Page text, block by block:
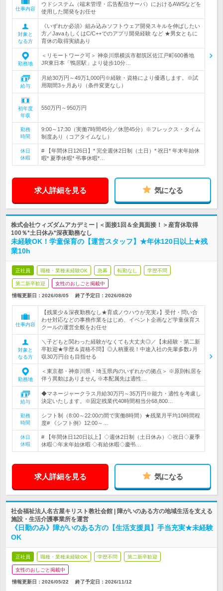
仕事内容
ウドシステム（端末管理・広告配信サーバ）におけるAWSなどを
使用した開発をお任せ
対象と
なる方
《いずれか必須》組み込みソフトウェア開発スキルを伸ばしたい
方／JavaもしくはC/C++でのアプリ開発経験 など ★男女ともに
育休の取得実績あり
勤務地
＜リモートワーク可＞ 神奈川県横浜市都筑区佐江戸町600番地
JR東日本「鴨居駅」より徒歩10分…
給与
月給30万円～49万1,000円※経験・資格により優遇します。※試
用期間3ヶ月あり（条件変更なし）
初年度
年収
550万円～950万円
勤務
時間
9:00～17:30（実働7時間45分／休憩45分）※フレックス・タイム
制度あり（コアタイムなし）
休日
休暇
# 【年間休日126日】* 完全週休2日制（土日）* 祝日* 年末年始休
暇* 夏季休暇* 弔事休暇*…
求人詳細を見る 気になる
株式会社ウィズダムアカデミー | ＜面接1回＆全員面接！＞産育休取得
100％*土日休み*深夜勤務なし
未経験OK！学童保育の【運営スタッフ】★年休120日以上★残
業10h
正社員 職種・業種未経験OK 急募 転勤なし 学歴不問
第二新卒歓迎 女性のおしごと掲載中
情報更新日：2026/08/05 終了予定日： 2026/08/20
仕事内容
【残業少＆深夜勤務なし★育成ノウハウが充実♪】受付・問い合
わせ対応などの事務作業をはじめ、イベント企画など学童保育ス
クールの運営全般をお任せ
対象と
なる方
＼子どもと関わった経験がなくても大丈夫◎／【未経験・第二新
卒歓迎★学歴＆資格不問】◎人柄重視！中途入社の先輩多数♪月
収30万円台も目指せる
勤務地
＜東京都・神奈川県・埼玉県内のいずれかの拠点＞ ※原則転居を
伴う異動はありません ※本配属先は適性…
給与
◆マネージャークラス月給30万円～35万円※能力・適性を考慮し
決定いたします。※固定残業代40時間相当分68,800…
勤務
時間
シフト制（8:00～22:00の間で実働8時間）★残業月平均10時間程
度# 《シフト例》12:00～…
休日
休暇
# 【年間休日120日以上】◇週休2日制（土日休み）◇祝日◇夏季
休暇◇年末年始休暇 ◇有給休暇◇慶弔…
求人詳細を見る 気になる
社会福祉法人名古屋キリスト教社会館 | 障がいのある方の地域生活を支える
施設・生活介護事業所を運営
《日勤のみ》障がいのある方の【生活支援員】手当充実★未経験
OK
正社員 職種・業種未経験OK 学歴不問 第二新卒歓迎
女性のおしごと掲載中
情報更新日：2026/05/22 終了予定日： 2026/11/12